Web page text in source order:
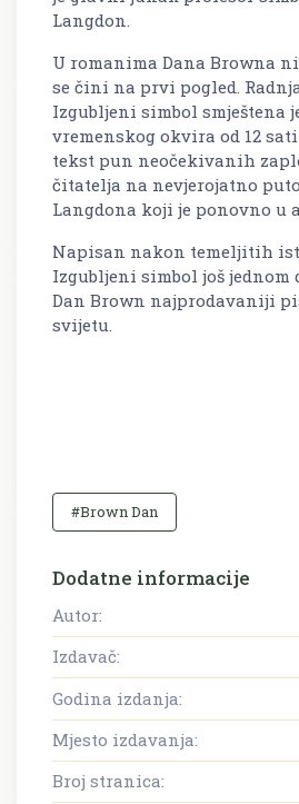
Langdon.
U romanima Dana Browna
se čini na prvi pogled.
Izgubljeni simbol smještena
vremenskog okvira od 12
tekst pun neočekivanih
čitatelja na nevjerojatno
Langdona koji je ponovno u
Napisan nakon temeljitih
Izgubljeni simbol još jednom
Dan Brown najprodavaniji
svijetu.
#Brown Dan
Dodatne informacije
Autor:
Izdavač:
Godina izdanja:
Mjesto izdavanja:
Broj stranica: